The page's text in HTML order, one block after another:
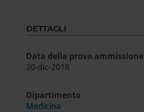
DETTAGLI
Data della prova ammissione
20-dic-2018
Dipartimento
Medicina